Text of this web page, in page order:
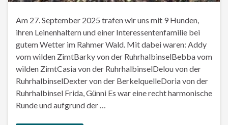
Am 27. September 2025 trafen wir uns mit 9 Hunden,
ihren Leinenhaltern und einer Interessentenfamilie bei
gutem Wetter im Rahmer Wald. Mit dabei waren: Addy
vom wilden ZimtBarky von der RuhrhalbinselBebba vom
wilden ZimtCasia von der RuhrhalbinselDelou von der
RuhrhalbinselDexter von der BerkelquelleDoria von der
Ruhrhalbinsel Frida, Günni Es war eine recht harmonische
Runde und aufgrund der …